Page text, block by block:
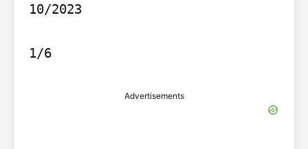
10/2023
1/6
Advertisements